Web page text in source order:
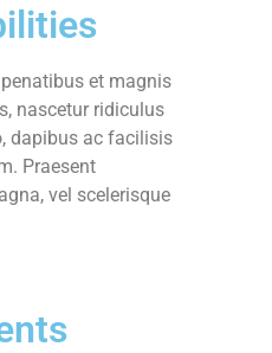
et magnis
nascetur ridiculus
dapibus ac facilisis
Praesent
vel scelerisque